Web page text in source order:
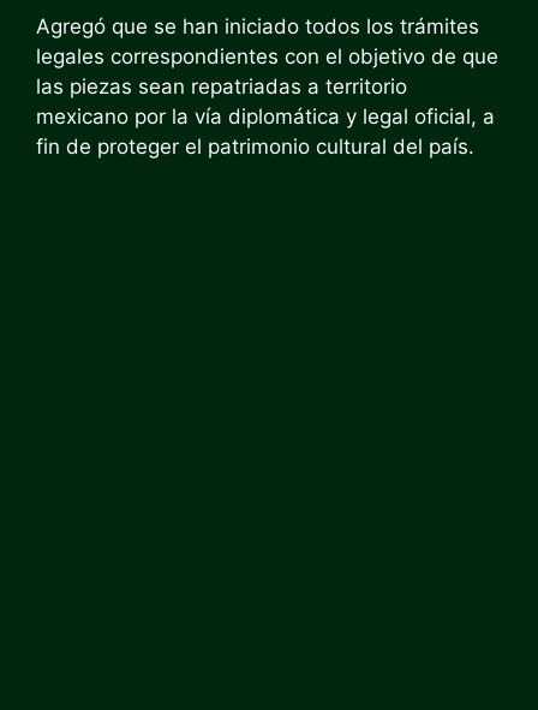
Agregó que se han iniciado todos los trámites
legales correspondientes con el objetivo de que
las piezas sean repatriadas a territorio
mexicano por la vía diplomática y legal oficial, a
fin de proteger el patrimonio cultural del país.